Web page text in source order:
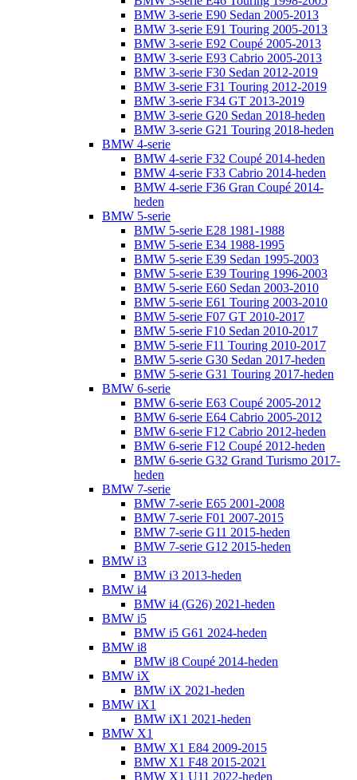
BMW 3-serie E90 Sedan 2005-2013
BMW 3-serie E91 Touring 2005-2013
BMW 3-serie E92 Coupé 2005-2013
BMW 3-serie E93 Cabrio 2005-2013
BMW 3-serie F30 Sedan 2012-2019
BMW 3-serie F31 Touring 2012-2019
BMW 3-serie F34 GT 2013-2019
BMW 3-serie G20 Sedan 2018-heden
BMW 3-serie G21 Touring 2018-heden
BMW 4-serie
BMW 4-serie F32 Coupé 2014-heden
BMW 4-serie F33 Cabrio 2014-heden
BMW 4-serie F36 Gran Coupé 2014-
heden
BMW 5-serie
BMW 5-serie E28 1981-1988
BMW 5-serie E34 1988-1995
BMW 5-serie E39 Sedan 1995-2003
BMW 5-serie E39 Touring 1996-2003
BMW 5-serie E60 Sedan 2003-2010
BMW 5-serie E61 Touring 2003-2010
BMW 5-serie F07 GT 2010-2017
BMW 5-serie F10 Sedan 2010-2017
BMW 5-serie F11 Touring 2010-2017
BMW 5-serie G30 Sedan 2017-heden
BMW 5-serie G31 Touring 2017-heden
BMW 6-serie
BMW 6-serie E63 Coupé 2005-2012
BMW 6-serie E64 Cabrio 2005-2012
BMW 6-serie F12 Cabrio 2012-heden
BMW 6-serie F12 Coupé 2012-heden
BMW 6-serie G32 Grand Turismo 2017-
heden
BMW 7-serie
BMW 7-serie E65 2001-2008
BMW 7-serie F01 2007-2015
BMW 7-serie G11 2015-heden
BMW 7-serie G12 2015-heden
BMW i3
BMW i3 2013-heden
BMW i4
BMW i4 (G26) 2021-heden
BMW i5
BMW i5 G61 2024-heden
BMW i8
BMW i8 Coupé 2014-heden
BMW iX
BMW iX 2021-heden
BMW iX1
BMW iX1 2021-heden
BMW X1
BMW X1 E84 2009-2015
BMW X1 F48 2015-2021
BMW X1 U11 2022-heden